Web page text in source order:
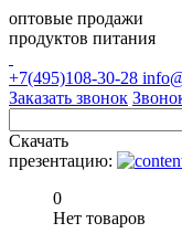
оптовые продажи
продуктов питания
+7(495)108-30-28
Заказать звонок
Скачать
презентацию:
0
Нет товаров